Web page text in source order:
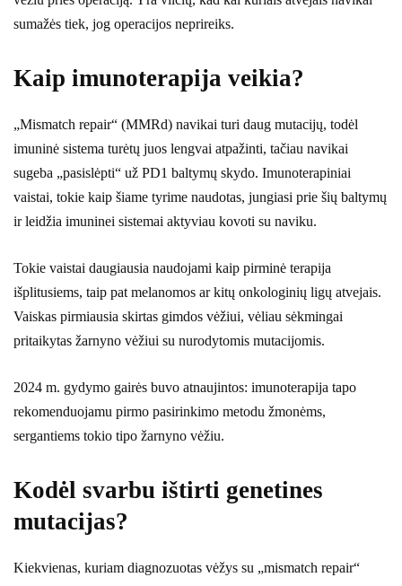
sumažės tiek, jog operacijos neprireiks.
Kaip imunoterapija veikia?
„Mismatch repair“ (MMRd) navikai turi daug mutacijų, todėl
imuninė sistema turėtų juos lengvai atpažinti, tačiau navikai
sugeba „pasislėpti“ už PD1 baltymų skydo. Imunoterapiniai
vaistai, tokie kaip šiame tyrime naudotas, jungiasi prie šių baltymų
ir leidžia imuninei sistemai aktyviau kovoti su naviku.
Tokie vaistai daugiausia naudojami kaip pirminė terapija
išplitusiems, taip pat melanomos ar kitų onkologinių ligų atvejais.
Vaiskas pirmiausia skirtas gimdos vėžiui, vėliau sėkmingai
pritaikytas žarnyno vėžiui su nurodytomis mutacijomis.
2024 m. gydymo gairės buvo atnaujintos: imunoterapija tapo
rekomenduojamu pirmo pasirinkimo metodu žmonėms,
sergantiems tokio tipo žarnyno vėžiu.
Kodėl svarbu ištirti genetines
mutacijas?
Kiekvienas, kuriam diagnozuotas vėžys su „mismatch repair“